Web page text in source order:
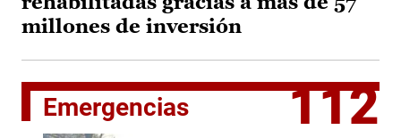
millones de inversión
Emergencias 112